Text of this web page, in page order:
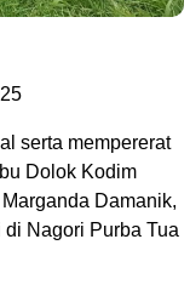
serta mempererat
Dolok Kodim
Damanik,
Nagori Purba Tua